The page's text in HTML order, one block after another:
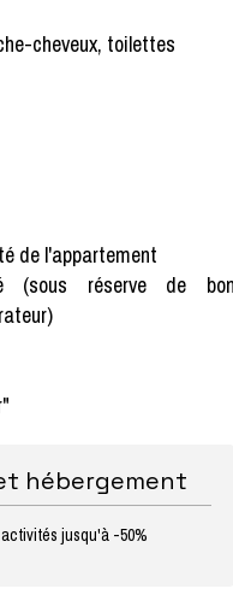
cheveux, toilettes
de l'appartement
réserve de
hébergement
jusqu'à -50%